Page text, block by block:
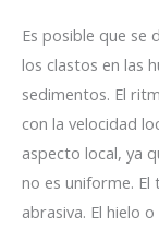
Es posible que se
los clastos en las
sedimentos. El
con la velocidad
aspecto local, ya
no es uniforme.
abrasiva. El hielo